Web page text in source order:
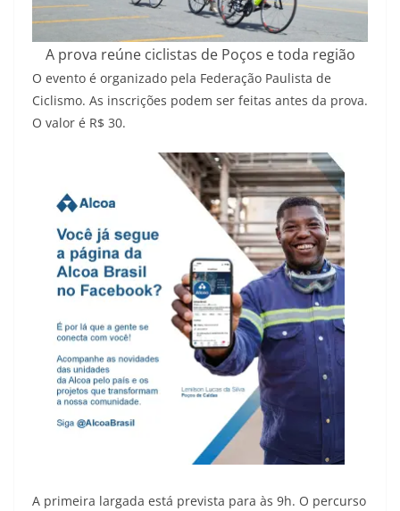
A prova reúne ciclistas de Poços e toda região
O evento é organizado pela Federação Paulista de
Ciclismo. As inscrições podem ser feitas antes da prova.
O valor é R$ 30.
A primeira largada está prevista para às 9h. O percurso